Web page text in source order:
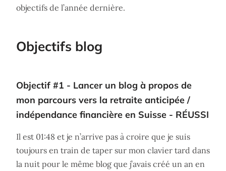
objectifs de l’année dernière.
Objectifs blog
Objectif #1 - Lancer un blog à propos de
mon parcours vers la retraite anticipée /
indépendance financière en Suisse - RÉUSSI
Il est 01:48 et je n’arrive pas à croire que je suis
toujours en train de taper sur mon clavier tard dans
la nuit pour le même blog que j’avais créé un an en